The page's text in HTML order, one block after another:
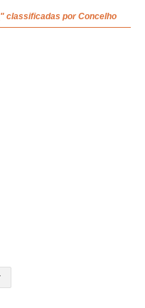
" classificadas por Concelho